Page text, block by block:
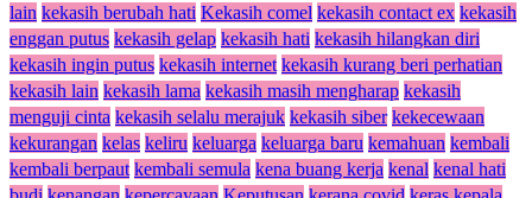
lain kekasih berubah hati Kekasih comel kekasih contact ex kekasih
enggan putus kekasih gelap kekasih hati kekasih hilangkan diri
kekasih ingin putus kekasih internet kekasih kurang beri perhatian
kekasih lain kekasih lama kekasih masih mengharap kekasih
menguji cinta kekasih selalu merajuk kekasih siber kekecewaan
kekurangan kelas keliru keluarga keluarga baru kemahuan kembali
kembali berpaut kembali semula kena buang kerja kenal kenal hati